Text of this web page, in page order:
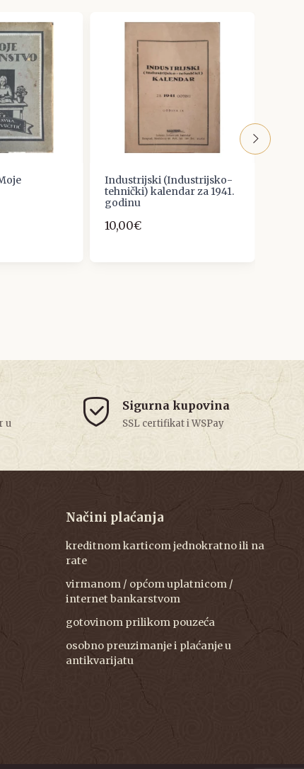
Industrijski (Industrijsko-
tehnički) kalendar za 1941.
godinu
10,00€
u
Sigurna kupovina
SSL certifikat i WSPay
Načini plaćanja
kreditnom karticom jednokratno ili na
rate
virmanom / općom uplatnicom /
internet bankarstvom
gotovinom prilikom pouzeća
osobno preuzimanje i plaćanje u
antikvarijatu